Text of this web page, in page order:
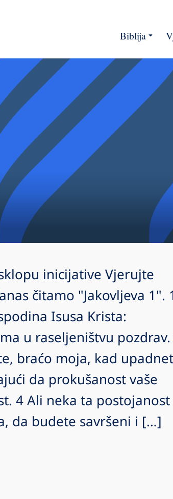
Biblija
inicijative Vjerujte
čitamo "Jakovljeva 1".
Isusa Krista:
u raseljeništvu pozdrav.
braćo moja, kad
da prokušanost vaše
4 Ali neka ta postojanost
da budete savršeni i […]